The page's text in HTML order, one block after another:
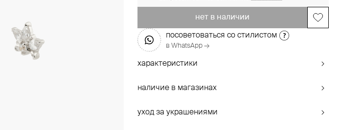
нет в наличии
посоветоваться со стилистом
в WhatsApp →
характеристики
наличие в магазинах
уход за украшениями